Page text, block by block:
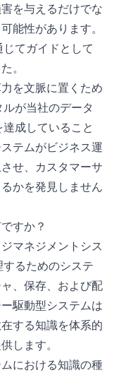
を与えるだけでな
能性があります。
てガイドとして
。
を文脈に置くため
が当社のデータ
成していること
テムがビジネス運
せ、カスタマーサ
かを発見しません
すか？
マネジメントシス
るためのシステ
、保存、および配
駆動型システムは
する知識を体系的
します。
における知識の種